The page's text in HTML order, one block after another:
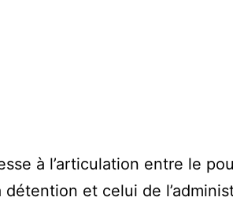
à l’articulation entre le
et celui de